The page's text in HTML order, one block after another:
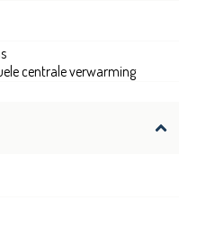
centrale verwarming